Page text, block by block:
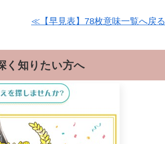
≪【早見表】78枚意味一覧へ戻る
く知りたい方へ